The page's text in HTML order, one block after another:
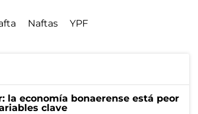
Naftas YPF
economía bonaerense está peor
clave